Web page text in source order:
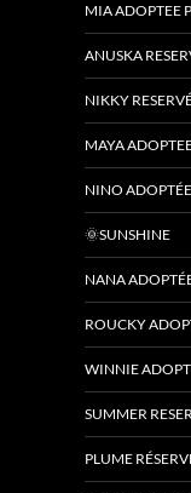
MIA ADOPTEE
ANUSKA
NIKKY
MAYA
NINO
🌞SUNSHINE
NANA
ROUCKY
WINNIE
SUMMER
PLUME